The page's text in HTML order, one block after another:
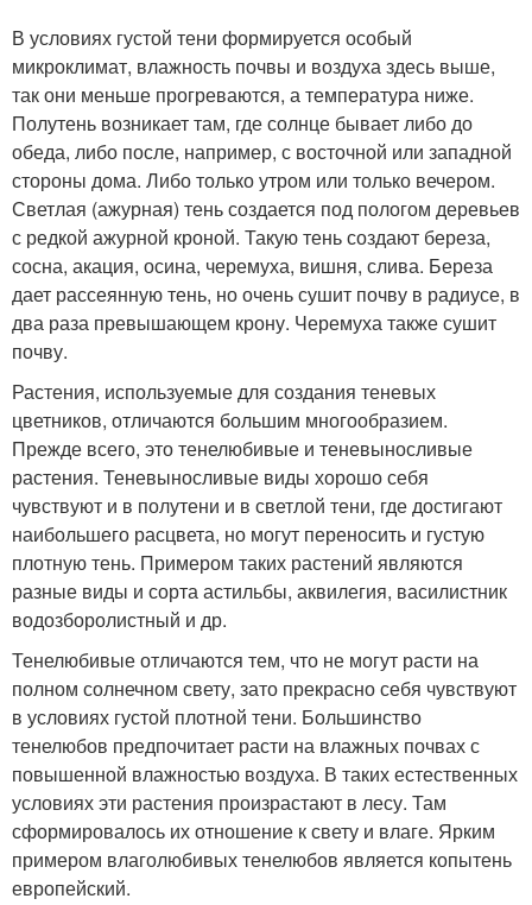
В условиях густой тени формируется особый
микроклимат, влажность почвы и воздуха здесь выше,
так они меньше прогреваются, а температура ниже.
Полутень возникает там, где солнце бывает либо до
обеда, либо после, например, с восточной или западной
стороны дома. Либо только утром или только вечером.
Светлая (ажурная) тень создается под пологом деревьев
с редкой ажурной кроной. Такую тень создают береза,
сосна, акация, осина, черемуха, вишня, слива. Береза
дает рассеянную тень, но очень сушит почву в радиусе, в
два раза превышающем крону. Черемуха также сушит
почву.
Растения, используемые для создания теневых
цветников, отличаются большим многообразием.
Прежде всего, это тенелюбивые и теневыносливые
растения. Теневыносливые виды хорошо себя
чувствуют и в полутени и в светлой тени, где достигают
наибольшего расцвета, но могут переносить и густую
плотную тень. Примером таких растений являются
разные виды и сорта астильбы, аквилегия, василистник
водозборолистный и др.
Тенелюбивые отличаются тем, что не могут расти на
полном солнечном свету, зато прекрасно себя чувствуют
в условиях густой плотной тени. Большинство
тенелюбов предпочитает расти на влажных почвах с
повышенной влажностью воздуха. В таких естественных
условиях эти растения произрастают в лесу. Там
сформировалось их отношение к свету и влаге. Ярким
примером влаголюбивых тенелюбов является копытень
европейский.